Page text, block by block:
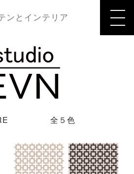
ンとインテリア
全５色